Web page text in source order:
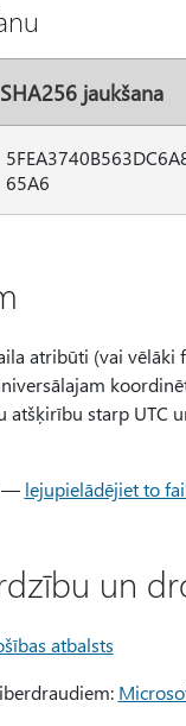
SHA256 jaukšana
65A6
atribūti (vai
atšķirību starp UTC
— lejupielādējiet to
un
atbalsts